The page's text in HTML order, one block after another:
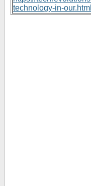
technology-in-